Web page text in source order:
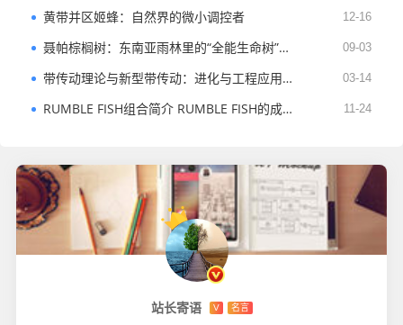
黄带并区姬蜂：自然界的微小调控者​ 12-16
聂帕棕榈树：东南亚雨林里的“全能生命树”从生态守护到人文滋养 09-03
带传动理论与新型带传动：进化与工程应用全解析 03-14
RUMBLE FISH组合简介 RUMBLE FISH的成员资料及音乐作品 11-24
站长寄语 V 名言